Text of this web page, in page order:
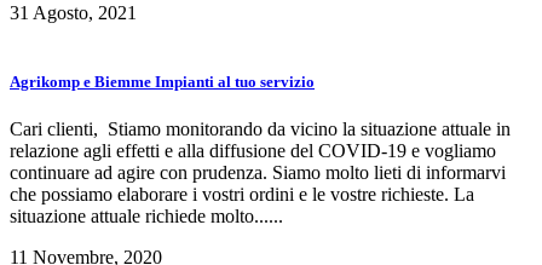
31 Agosto, 2021
Agrikomp e Biemme Impianti al tuo servizio
Cari clienti, Stiamo monitorando da vicino la situazione attuale in
relazione agli effetti e alla diffusione del COVID-19 e vogliamo
continuare ad agire con prudenza. Siamo molto lieti di informarvi
che possiamo elaborare i vostri ordini e le vostre richieste. La
situazione attuale richiede molto......
11 Novembre, 2020